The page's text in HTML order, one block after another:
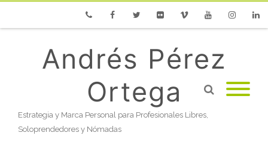
Andrés Pérez
Ortega
Estrategia y Marca Personal para Profesionales Libres,
Soloprendedores y Nómadas